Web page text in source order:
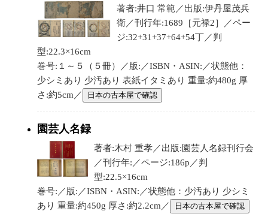
著者:井口 常範／出版:伊丹屋茂兵
衛／刊行年:1689［元禄2］／ペー
ジ:32+31+37+64+54丁／判
型:22.3×16cm
巻号:１～５（５冊）／版:／ISBN・ASIN:／状態他：
少シミあり 少汚あり 表紙イタミあり 重量:約480g 厚
さ:約5cm／
日本の古本屋で確認
園芸人名録
著者:木村 重孝／出版:園芸人名録刊行会
／刊行年:／ページ:186p／判
型:22.5×16cm
巻号:／版:／ISBN・ASIN:／状態他：少汚あり 少シミ
あり 重量:約450g 厚さ:約2.2cm／
日本の古本屋で確認